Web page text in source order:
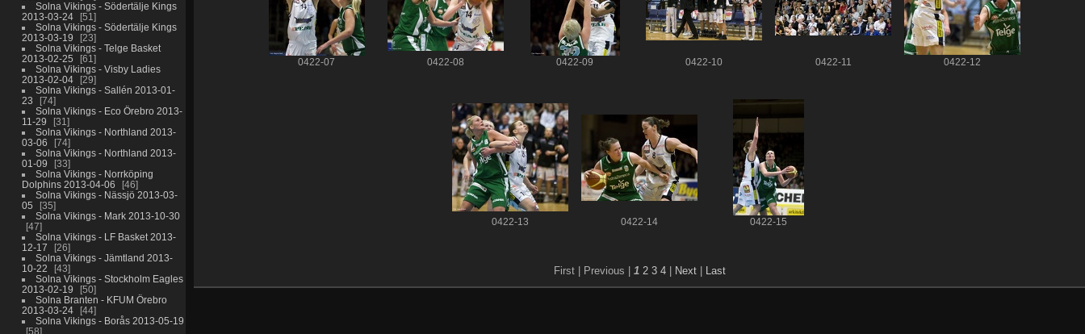
Solna Vikings - Södertälje Kings
2013-03-24
51
Solna Vikings - Södertälje Kings
2013-03-19
23
Solna Vikings - Telge Basket
2013-02-25
61
Solna Vikings - Visby Ladies
2013-02-04
29
Solna Vikings - Sallén 2013-01-
23
74
Solna Vikings - Eco Örebro 2013-
11-29
31
Solna Vikings - Northland 2013-
03-06
74
Solna Vikings - Northland 2013-
01-09
33
Solna Vikings - Norrköping
Dolphins 2013-04-06
46
Solna Vikings - Nässjö 2013-03-
05
35
Solna Vikings - Mark 2013-10-30
47
Solna Vikings - LF Basket 2013-
12-17
26
Solna Vikings - Jämtland 2013-
10-22
43
Solna Vikings - Stockholm Eagles
2013-02-19
50
Solna Branten - KFUM Örebro
2013-03-24
44
Solna Vikings - Borås 2013-05-19
58
0422-07 0422-08 0422-09 0422-10 0422-11 0422-12
0422-13 0422-14 0422-15
First | Previous | 1 2 3 4 Next Last